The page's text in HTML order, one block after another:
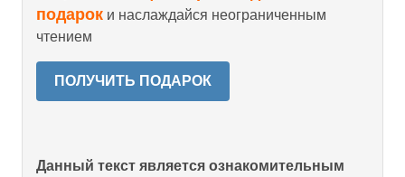
подарок и наслаждайся неограниченным
чтением
ПОЛУЧИТЬ ПОДАРОК
Данный текст является ознакомительным